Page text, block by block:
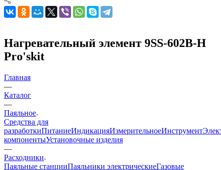
Нагревательный элемент 9SS-602B-H
Pro'skit
Главная
—
Каталог
—
Паяльное
Средства для
разработкиПитаниеИндикацияИзмерительноеИнструмент
компонентыУстановочные изделия
—
Расходники
Паяльные станцииПаяльники электрическиеГазовые